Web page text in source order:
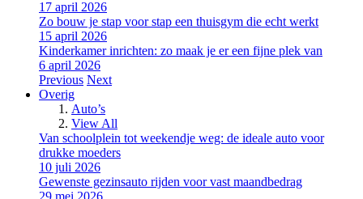
17 april 2026
Zo bouw je stap voor stap een thuisgym die echt werkt
15 april 2026
Kinderkamer inrichten: zo maak je er een fijne plek van
6 april 2026
Previous Next
Overig
Auto’s
View All
Van schoolplein tot weekendje weg: de ideale auto voor
drukke moeders
10 juli 2026
Gewenste gezinsauto rijden voor vast maandbedrag
29 mei 2026